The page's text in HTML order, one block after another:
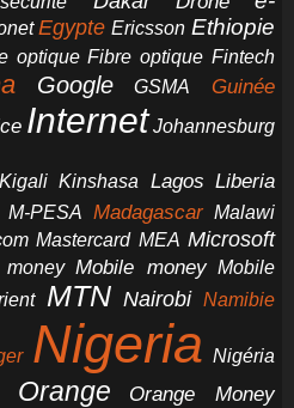
Egypte Ericsson Ethiopie
optique Fibre optique Fintech
Google GSMA Guinée
Internet Johannesburg
Kigali Kinshasa Lagos Liberia
M-PESA Madagascar Malawi
Mastercard MEA Microsoft
Mobile money Mobile
MTN Nairobi Namibie
Nigeria Nigéria
Orange Orange Money